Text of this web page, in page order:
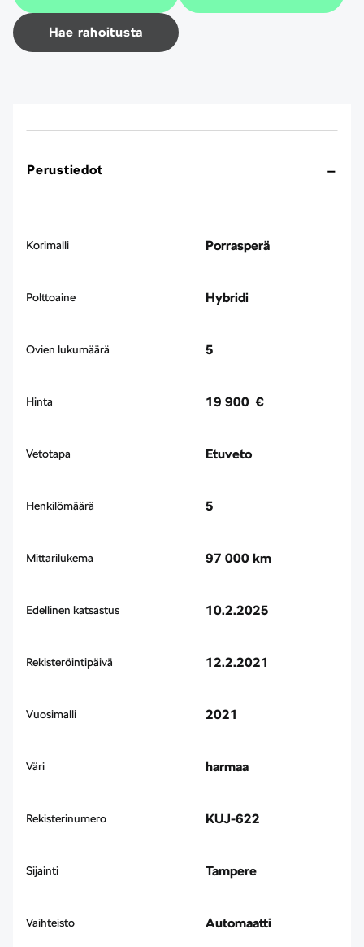
Hae rahoitusta
Perustiedot
Korimalli Porrasperä
Polttoaine Hybridi
Ovien lukumäärä 5
Hinta 19 900 €
Vetotapa Etuveto
Henkilömäärä 5
Mittarilukema 97 000 km
Edellinen katsastus 10.2.2025
Rekisteröintipäivä 12.2.2021
Vuosimalli 2021
Väri harmaa
Rekisterinumero KUJ-622
Sijainti Tampere
Vaihteisto Automaatti